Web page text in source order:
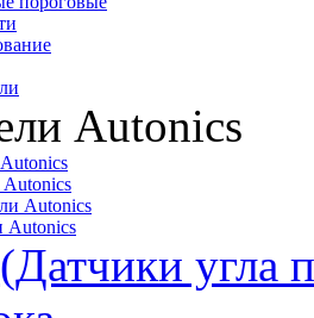
Autonics
Autonics
Autonics
Autonics
угла